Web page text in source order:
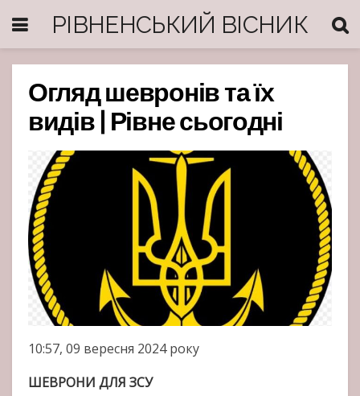
РІВНЕНСЬКИЙ ВІСНИК
Огляд шевронів та їх
видів | Рівне сьогодні
10:57, 09 вересня 2024 року
ШЕВРОНИ ДЛЯ ЗСУ